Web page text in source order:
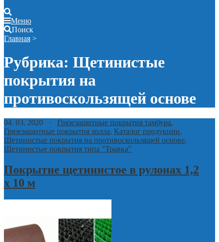
Меню
Поиск
Главная >
Рубрика: Щетинистые
покрытия на
противоскользящей основе
04. 03. 2020 · Грязезащитные покрытия тамбура,
Грязезащитные покрытия холла, Каталог продукции,
Щетинистые покрытия на противоскользящей основе,
Щетинистые покрытия типа "Травка"
Покрытие щетинистое в рулонах 1,2
х 10 м